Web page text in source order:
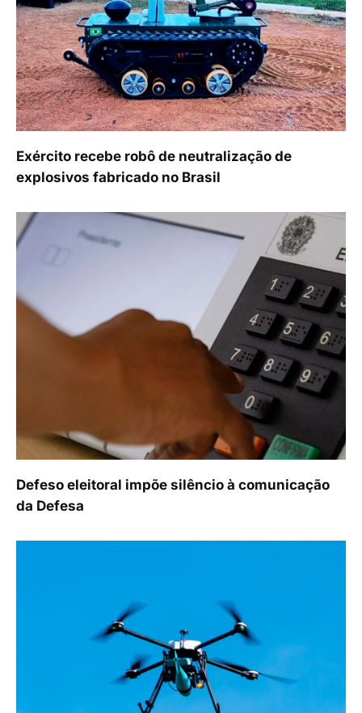
Exército recebe robô de neutralização de
explosivos fabricado no Brasil
Defeso eleitoral impõe silêncio à comunicação
da Defesa